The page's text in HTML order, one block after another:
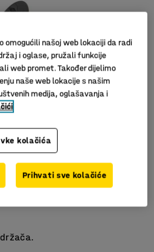
omogućili našoj web lokaciji da radi
i oglase, pružali funkcije
web promet. Također dijelimo
naše web lokacije s našim
medija, oglašavanja i
kolačića
Prihvati sve kolačiće